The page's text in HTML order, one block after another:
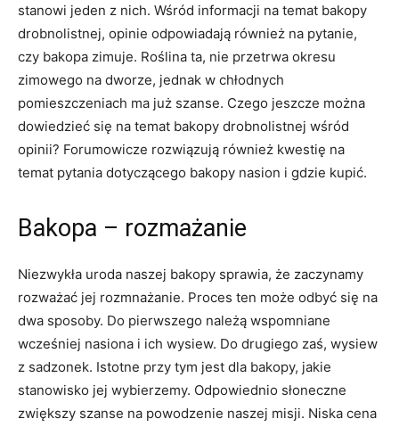
stanowi jeden z nich. Wśród informacji na temat bakopy
drobnolistnej, opinie odpowiadają również na pytanie,
czy bakopa zimuje. Roślina ta, nie przetrwa okresu
zimowego na dworze, jednak w chłodnych
pomieszczeniach ma już szanse. Czego jeszcze można
dowiedzieć się na temat bakopy drobnolistnej wśród
opinii? Forumowicze rozwiązują również kwestię na
temat pytania dotyczącego bakopy nasion i gdzie kupić.
Bakopa – rozmażanie
Niezwykła uroda naszej bakopy sprawia, że zaczynamy
rozważać jej rozmnażanie. Proces ten może odbyć się na
dwa sposoby. Do pierwszego należą wspomniane
wcześniej nasiona i ich wysiew. Do drugiego zaś, wysiew
z sadzonek. Istotne przy tym jest dla bakopy, jakie
stanowisko jej wybierzemy. Odpowiednio słoneczne
zwiększy szanse na powodzenie naszej misji. Niska cena